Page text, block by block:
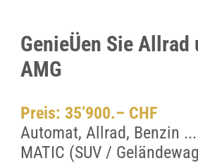
GenieÜen Sie
AMG
Preis: 35’900.– CHF
Automat, Allrad, Benzin ...
MATIC (SUV /